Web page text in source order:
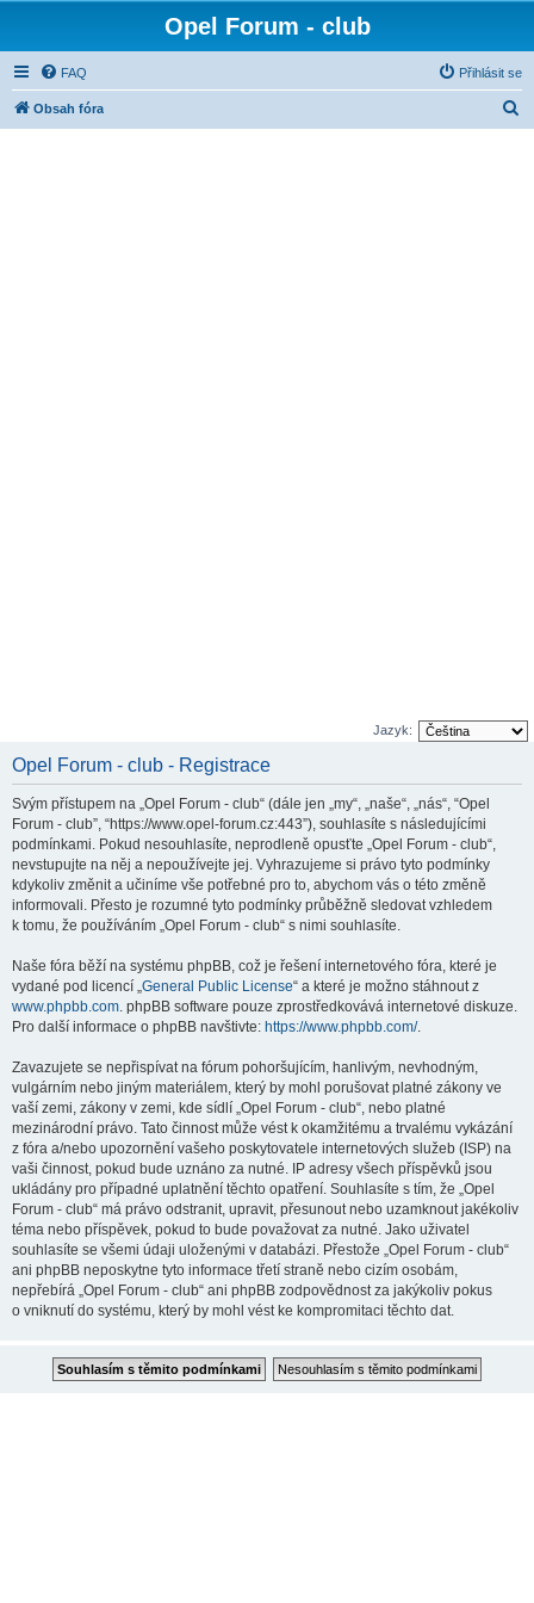
Opel Forum - club
FAQ Přihlásit se
Obsah fóra
Jazyk:
Opel Forum - club - Registrace
Svým přístupem na „Opel Forum - club“ (dále jen „my“, „naše“, „nás“, “Opel
Forum - club”, “https://www.opel-forum.cz:443”), souhlasíte s následujícími
podmínkami. Pokud nesouhlasíte, neprodleně opusťte „Opel Forum - club“,
nevstupujte na něj a nepoužívejte jej. Vyhrazujeme si právo tyto podmínky
kdykoliv změnit a učiníme vše potřebné pro to, abychom vás o této změně
informovali. Přesto je rozumné tyto podmínky průběžně sledovat vzhledem
k tomu, že používáním „Opel Forum - club“ s nimi souhlasíte.
Naše fóra běží na systému phpBB, což je řešení internetového fóra, které je
vydané pod licencí „General Public License“ a které je možno stáhnout z
www.phpbb.com. phpBB software pouze zprostředkovává internetové diskuze.
Pro další informace o phpBB navštivte: https://www.phpbb.com/.
Zavazujete se nepřispívat na fórum pohoršujícím, hanlivým, nevhodným,
vulgárním nebo jiným materiálem, který by mohl porušovat platné zákony ve
vaší zemi, zákony v zemi, kde sídlí „Opel Forum - club“, nebo platné
mezinárodní právo. Tato činnost může vést k okamžitému a trvalému vykázání
z fóra a/nebo upozornění vašeho poskytovatele internetových služeb (ISP) na
vaši činnost, pokud bude uznáno za nutné. IP adresy všech příspěvků jsou
ukládány pro případné uplatnění těchto opatření. Souhlasíte s tím, že „Opel
Forum - club“ má právo odstranit, upravit, přesunout nebo uzamknout jakékoliv
téma nebo příspěvek, pokud to bude považovat za nutné. Jako uživatel
souhlasíte se všemi údaji uloženými v databázi. Přestože „Opel Forum - club“
ani phpBB neposkytne tyto informace třetí straně nebo cizím osobám,
nepřebírá „Opel Forum - club“ ani phpBB zodpovědnost za jakýkoliv pokus
o vniknutí do systému, který by mohl vést ke kompromitaci těchto dat.